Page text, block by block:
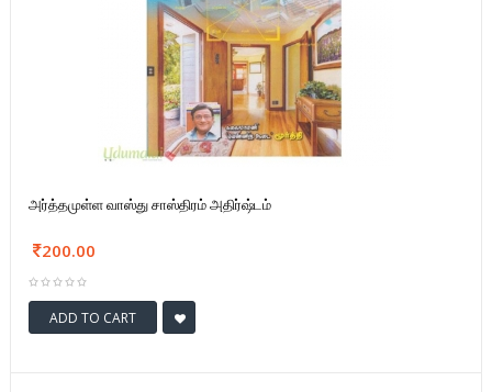
அர்த்தமுள்ள வாஸ்து சாஸ்திரம் அதிர்ஷ்டம்
200.00
ADD TO CART